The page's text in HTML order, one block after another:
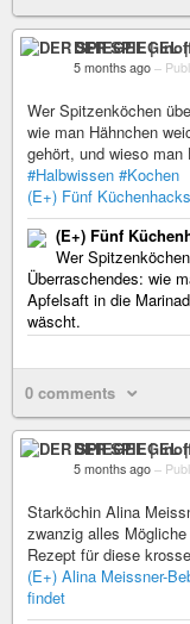
DER SPIEGEL
5 months ago –
Wer Spitzenköchen
wie man Hähnchen
gehört, und wieso
#Halbwissen #Kochen
(E+) Fünf
(E+) Fünf
Wer
Überraschendes: wie
Apfelsaft in die
wäscht.
0 comments
DER SPIEGEL
5 months ago –
Starköchin Alina
zwanzig alles
Rezept für diese
(E+) Alina Meissner-
findet